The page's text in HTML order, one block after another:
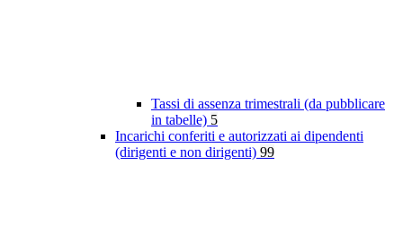
Tassi di assenza trimestrali (da pubblicare
in tabelle) 5
Incarichi conferiti e autorizzati ai dipendenti
(dirigenti e non dirigenti) 99